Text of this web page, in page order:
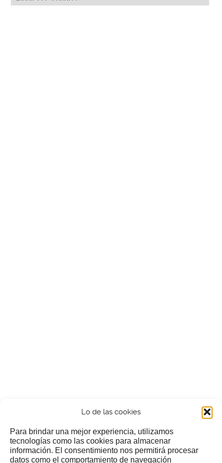
Lo de las cookies
Para brindar una mejor experiencia, utilizamos
tecnologías como las cookies para almacenar
información. El consentimiento nos permitirá procesar
datos como el comportamiento de navegación
¿Nos invitas a un cafecillo?